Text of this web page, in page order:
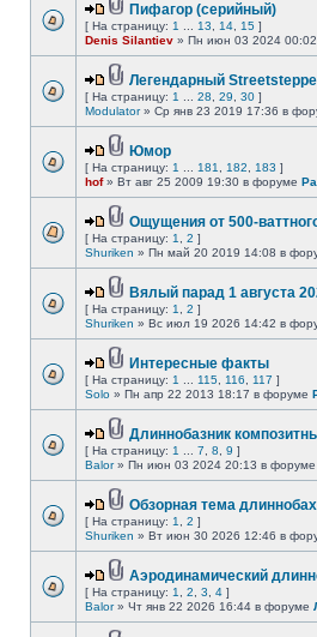
Пифагор (серийный)
[ На страницу: 1 13 14 15 ]
Denis Silantiev » Пн июн 03 2024
Легендарный
[ На страницу: 1 28 29 30 ]
Modulator» Ср янв 23 2019 17:36 в
Юмор
[ На страницу: 1 181 182 183 ]
hof» Вт авг 25 2009 19:30 в форуме
Ощущения от 500-
[ На страницу: 1 2 ]
Shuriken » Пн май 20 2019 14:08 в
Вялый парад 1 августа
[ На страницу: 1 2 ]
Shuriken » Вс июл 19 2026 14:42 в
Интересные факты
[ На страницу: 1 115 116 117 ]
Solo » Пн апр 22 2013 18:17 в форуме
Длиннобазник
[ На страницу: 1 7 8 9 ]
Balor» Пн июн 03 2024 20:13 в форуме
Обзорная тема
[ На страницу: 1 2 ]
Shuriken » Вт июн 30 2026 12:46 в
Аэродинамический
[ На страницу: 1 2 3 4 ]
Balor» Чт янв 22 2026 16:44 в форуме